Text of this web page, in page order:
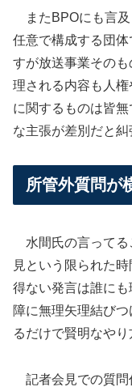
またBPOにも言及
任意で構成する団
すが放送事業その
理される内容も人
に関するものは皆
な主張が差別だと糾
所管外質問が
水間氏の言ってる
見という限られた
得ない発言は誰に
障に無理矢理結び
るだけで賢明なやり
記者会見での質問